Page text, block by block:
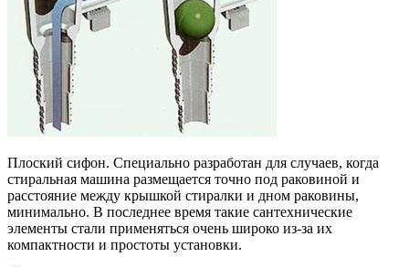
Плоский сифон. Специально разработан для случаев, когда
стиральная машина размещается точно под раковиной и
расстояние между крышкой стиралки и дном раковины,
минимально. В последнее время такие сантехнические
элементы стали применяться очень широко из-за их
компактности и простоты установки.